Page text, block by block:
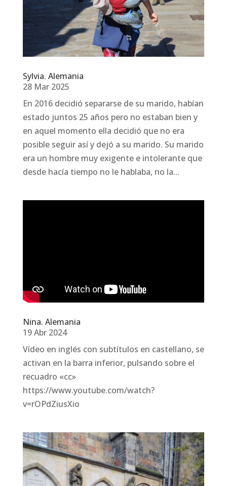
Sylvia. Alemania
28 Mar 2025
En 2016 decidió separarse de su marido, habían
estado juntos 25 años pero no estaban bien y
en aquel momento ella decidió que no era
posible seguir así y dejó a su marido. Su marido
era un hombre muy exigente e intolerante que
desde hacía tiempo no le hablaba, no la...
Nina. Alemania
19 Abr 2024
Vídeo en inglés con subtítulos en castellano, se
activan en la barra inferior, pulsando sobre el
recuadro «cc»
https://www.youtube.com/watch?
v=rOPdZiusXio